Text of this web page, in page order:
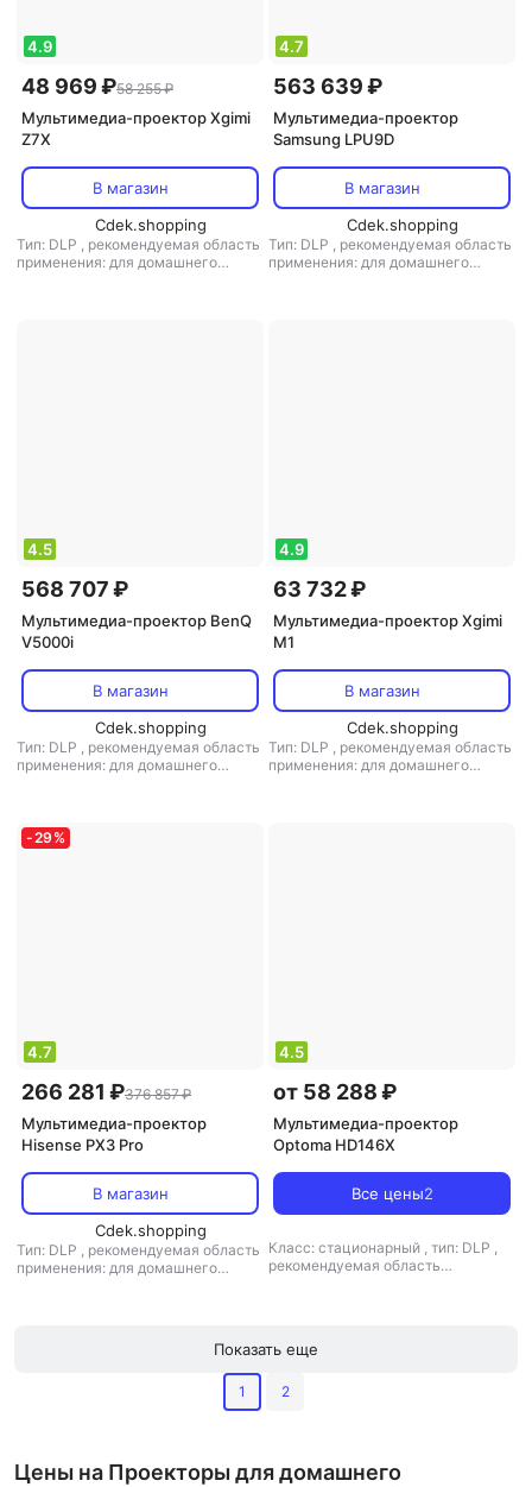
4.9
48 969 ₽58 255 ₽
Мультимедиа-проектор Xgimi
Z7X
В магазин
Cdek.shopping
Тип: DLP , рекомендуемая область
применения: для домашнего
4.7
563 639 ₽
Мультимедиа-проектор
Samsung LPU9D
В магазин
Cdek.shopping
Тип: DLP , рекомендуемая область
применения: для домашнего
4.5
568 707 ₽
Мультимедиа-проектор BenQ
V5000i
В магазин
Cdek.shopping
Тип: DLP , рекомендуемая область
применения: для домашнего
4.9
63 732 ₽
Мультимедиа-проектор Xgimi
M1
В магазин
Cdek.shopping
Тип: DLP , рекомендуемая область
применения: для домашнего
-29 %
4.7
266 281 ₽376 857 ₽
Мультимедиа-проектор
Hisense PX3 Pro
В магазин
Cdek.shopping
Тип: DLP , рекомендуемая область
применения: для домашнего
4.5
от 58 288 ₽
Мультимедиа-проектор
Optoma HD146X
Все цены2
Класс: стационарный , тип: DLP ,
рекомендуемая область
Показать еще
1 2
Цены на Проекторы для домашнего